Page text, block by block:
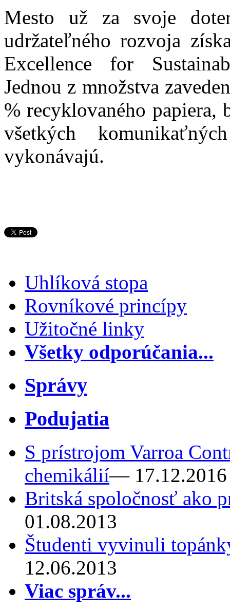
Mesto už za svoje
udržateľného rozvoja
Excellence for
Jednou z množstva
% recyklovaného papiera,
všetkých
vykonávajú.
Uhlíková stopa
Rovníkové princípy
Užitočné linky
Všetky odporúčania...
Správy
Podujatia
S prístrojom Varroa
chemikálií— 17.12.2016
Britská spoločnosť ako
01.08.2013
Študenti vyvinuli
12.06.2013
Viac správ...